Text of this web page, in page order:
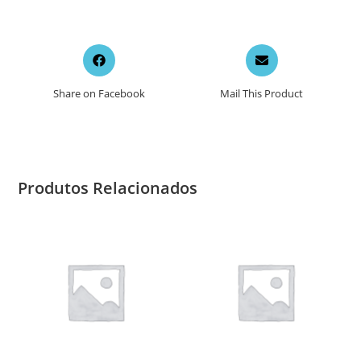
Opens
in
new
Share on Facebook
Opens
in
a
new
Mail This Product
Produtos Relacionados